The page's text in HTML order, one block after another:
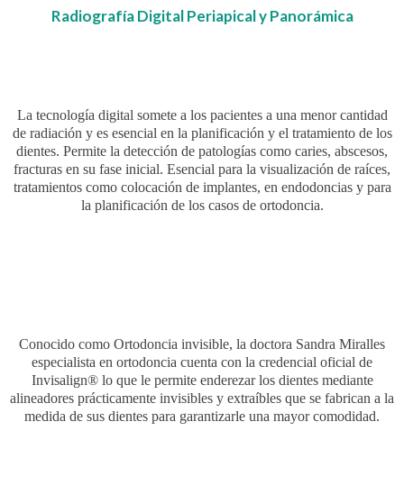
Radiografía Digital Periapical y Panorámica
La tecnología digital somete a los pacientes a una menor cantidad
de radiación y es esencial en la planificación y el tratamiento de los
dientes. Permite la detección de patologías como caries, abscesos,
fracturas en su fase inicial. Esencial para la visualización de raíces,
tratamientos como colocación de implantes, en endodoncias y para
la planificación de los casos de ortodoncia.
Conocido como Ortodoncia invisible, la doctora Sandra Miralles
especialista en ortodoncia cuenta con la credencial oficial de
Invisalign® lo que le permite enderezar los dientes mediante
alineadores prácticamente invisibles y extraíbles que se fabrican a la
medida de sus dientes para garantizarle una mayor comodidad.